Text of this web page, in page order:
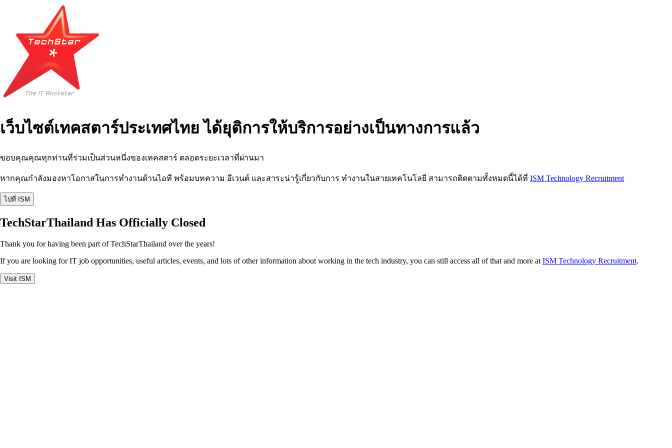
เว็บไซต์เทคสตาร์ประเทศไทย ได้ยุติการให้บริการอย่างเป็นทางการแล้ว
ขอบคุณคุณทุกท่านที่ร่วมเป็นส่วนหนึ่งของเทคสตาร์ ตลอดระยะเวลาที่ผ่านมา
หากคุณกำลังมองหาโอกาสในการทำงานด้านไอที พร้อมบทความ อีเวนต์ และสาระน่ารู้เกี่ยวกับการ ทำงานในสายเทคโนโลยี สามารถติดตามทั้งหมดนี้ได้ที่ ISM Technology Recruitment
ไปที่ ISM
TechStarThailand Has Officially Closed
Thank you for having been part of TechStarThailand over the years!
If you are looking for IT job opportunities, useful articles, events, and lots of other information about working in the tech industry, you can still access all of that and more at ISM Technology Recruitment.
Visit ISM